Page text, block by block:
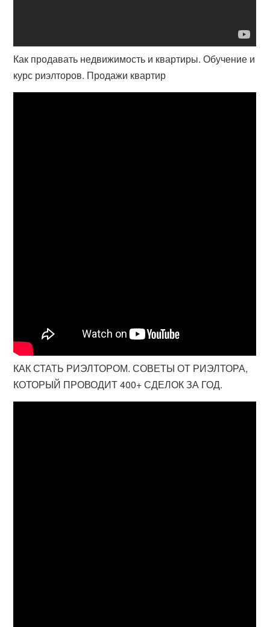
Как продавать недвижимость и квартиры. Обучение и
курс риэлторов. Продажи квартир
КАК СТАТЬ РИЭЛТОРОМ. СОВЕТЫ ОТ РИЭЛТОРА,
КОТОРЫЙ ПРОВОДИТ 400+ СДЕЛОК ЗА ГОД.